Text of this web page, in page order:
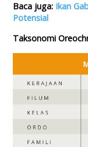
Baca juga: Ikan
Potensial
Taksonomi